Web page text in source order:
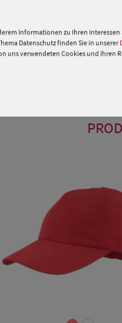
Forschungszentrum für
Cap bietet Faktor 40-60 UV-
dem rückwärtig
bei 30° möglich.
»
Informationen zu Ihren Interessen
Datenschutz finden Sie in unserer
uns verwendeten Cookies und Ihren